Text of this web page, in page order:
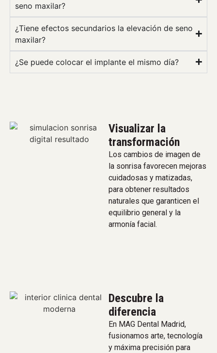
seno maxilar?
¿Tiene efectos secundarios la elevación de seno
maxilar?
¿Se puede colocar el implante el mismo día?
Visualizar la
transformación
Los cambios de imagen de
la sonrisa favorecen mejoras
cuidadosas y matizadas,
para obtener resultados
naturales que garanticen el
equilibrio general y la
armonía facial.
Descubre la
diferencia
En MAG Dental Madrid,
fusionamos arte, tecnología
y máxima precisión para